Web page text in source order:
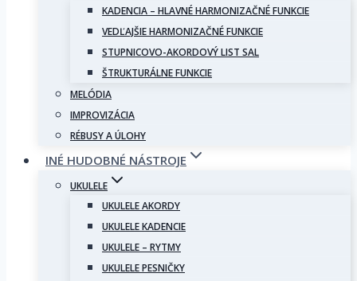
KADENCIA – HLAVNÉ HARMONIZAČNÉ FUNKCIE
VEDĽAJŠIE HARMONIZAČNÉ FUNKCIE
STUPNICOVO-AKORDOVÝ LIST SAL
ŠTRUKTURÁLNE FUNKCIE
MELÓDIA
IMPROVIZÁCIA
RÉBUSY A ÚLOHY
INÉ HUDOBNÉ NÁSTROJE
UKULELE
UKULELE AKORDY
UKULELE KADENCIE
UKULELE – RYTMY
UKULELE PESNIČKY